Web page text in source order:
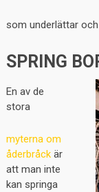
som underlättar
SPRING
En av de
stora
myterna om
åderbråckär
att man inte
kan springa